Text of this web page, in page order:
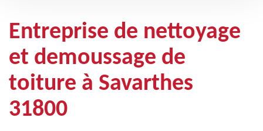
Entreprise de nettoyage
et demoussage de
toiture à Savarthes
31800